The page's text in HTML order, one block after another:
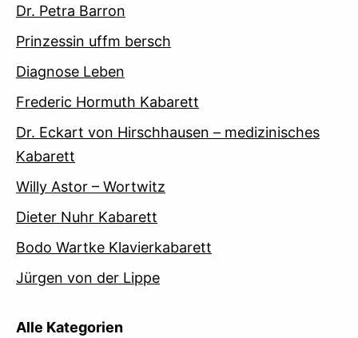
Dr. Petra Barron
Prinzessin uffm bersch
Diagnose Leben
Frederic Hormuth Kabarett
Dr. Eckart von Hirschhausen – medizinisches
Kabarett
Willy Astor – Wortwitz
Dieter Nuhr Kabarett
Bodo Wartke Klavierkabarett
Jürgen von der Lippe
Alle Kategorien